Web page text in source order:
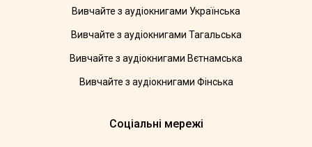
Вивчайте з аудіокнигами Українська
Вивчайте з аудіокнигами Тагальська
Вивчайте з аудіокнигами Вєтнамська
Вивчайте з аудіокнигами Фінська
Соціальні мережі